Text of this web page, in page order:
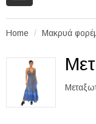
Home Μακρυά